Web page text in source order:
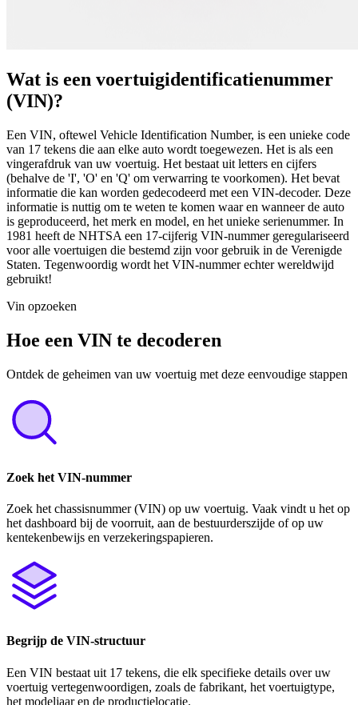
Wat is een voertuigidentificatienummer
(VIN)?
Een VIN, oftewel Vehicle Identification Number, is een unieke code
van 17 tekens die aan elke auto wordt toegewezen. Het is als een
vingerafdruk van uw voertuig. Het bestaat uit letters en cijfers
(behalve de 'I', 'O' en 'Q' om verwarring te voorkomen). Het bevat
informatie die kan worden gedecodeerd met een VIN-decoder. Deze
informatie is nuttig om te weten te komen waar en wanneer de auto
is geproduceerd, het merk en model, en het unieke serienummer. In
1981 heeft de NHTSA een 17-cijferig VIN-nummer geregulariseerd
voor alle voertuigen die bestemd zijn voor gebruik in de Verenigde
Staten. Tegenwoordig wordt het VIN-nummer echter wereldwijd
gebruikt!
Vin opzoeken
Hoe een VIN te decoderen
Ontdek de geheimen van uw voertuig met deze eenvoudige stappen
Zoek het VIN-nummer
Zoek het chassisnummer (VIN) op uw voertuig. Vaak vindt u het op
het dashboard bij de voorruit, aan de bestuurderszijde of op uw
kentekenbewijs en verzekeringspapieren.
Begrijp de VIN-structuur
Een VIN bestaat uit 17 tekens, die elk specifieke details over uw
voertuig vertegenwoordigen, zoals de fabrikant, het voertuigtype,
het modeljaar en de productielocatie.